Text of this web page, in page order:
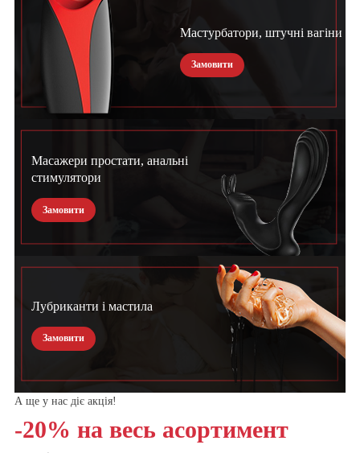
Мастурбатори, штучні вагіни
Замовити
Масажери простати, анальні
стимулятори
Замовити
Лубриканти і мастила
Замовити
А ще у нас діє акція!
-20% на весь асортимент